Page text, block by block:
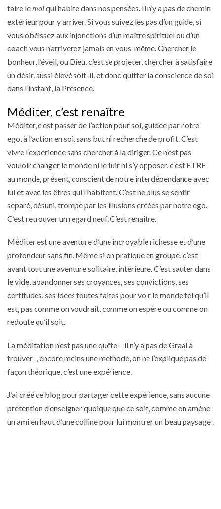
taire lemoiqui habite dans nos pensées. Il n’y a pas de chemin
extérieur pour y arriver. Si vous suivez les pas d’un guide, si
vous obéissez aux injonctions d’un maître spirituel ou d’un
coach vous n’arriverez jamais en vous-même. Chercher le
bonheur, l’éveil, ou Dieu, c’est se projeter, chercher à satisfaire
un désir, aussi élevé soit-il, et donc quitter la conscience de soi
dans l’instant, la Présence.
Méditer, c’est renaître
Méditer, c’est passer de l’action pour soi, guidée par notre
ego, à l’action en soi, sans but ni recherche de profit. C’est
vivre l’expérience sans chercher à la diriger. Ce n’est pas
vouloir changer le monde ni le fuir ni s’y opposer, c’est ETRE
au monde, présent, conscient de notre interdépendance avec
lui et avec les êtres qui l’habitent. C’est ne plus se sentir
séparé, désuni, trompé par les illusions créées par notre ego.
C’est retrouver un regard neuf. C’est renaître.
Méditer est une aventure d’une incroyable richesse et d’une
profondeur sans fin. Même si on pratique en groupe, c’est
avant tout une aventure solitaire, intérieure. C’est sauter dans
le vide, abandonner ses croyances, ses convictions, ses
certitudes, ses idées toutes faites pour voir le monde tel qu’il
est, pas comme on voudrait, comme on espère ou comme on
redoute qu’il soit.
La méditation n’est pas une quête – il n’y a pas de Graal à
trouver -, encore moins une méthode, on ne l’explique pas de
façon théorique, c’est une expérience.
J’ai créé ce blog pour partager cette expérience, sans aucune
prétention d’enseigner quoique que ce soit, comme on amène
un ami en haut d’une colline pour lui montrer un beau paysage .